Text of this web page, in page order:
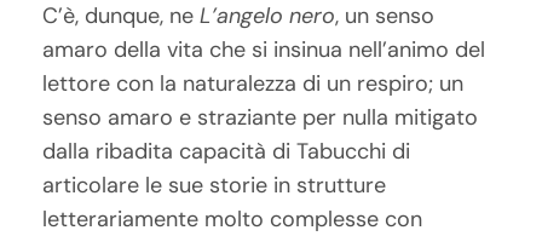
C’è, dunque, neL’angelo nero, un senso
amaro della vita che si insinua nell’animo del
lettore con la naturalezza di un respiro; un
senso amaro e straziante per nulla mitigato
dalla ribadita capacità di Tabucchi di
articolare le sue storie in strutture
letterariamente molto complesse con